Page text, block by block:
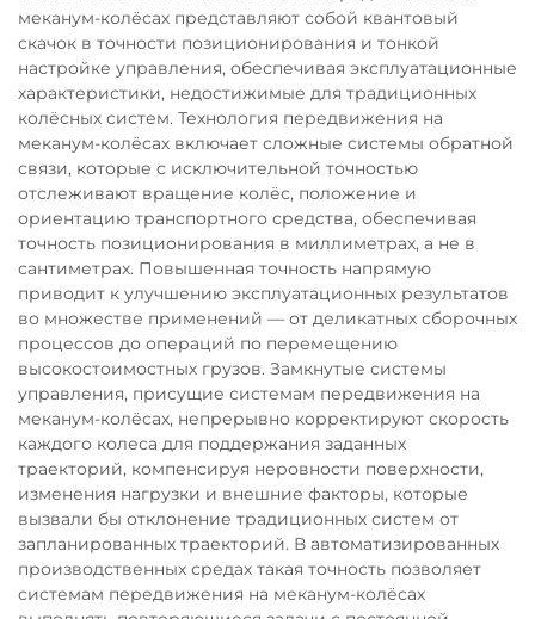
меканум-колёсах представляют собой квантовый
скачок в точности позиционирования и тонкой
настройке управления, обеспечивая эксплуатационные
характеристики, недостижимые для традиционных
колёсных систем. Технология передвижения на
меканум-колёсах включает сложные системы обратной
связи, которые с исключительной точностью
отслеживают вращение колёс, положение и
ориентацию транспортного средства, обеспечивая
точность позиционирования в миллиметрах, а не в
сантиметрах. Повышенная точность напрямую
приводит к улучшению эксплуатационных результатов
во множестве применений — от деликатных сборочных
процессов до операций по перемещению
высокостоимостных грузов. Замкнутые системы
управления, присущие системам передвижения на
меканум-колёсах, непрерывно корректируют скорость
каждого колеса для поддержания заданных
траекторий, компенсируя неровности поверхности,
изменения нагрузки и внешние факторы, которые
вызвали бы отклонение традиционных систем от
запланированных траекторий. В автоматизированных
производственных средах такая точность позволяет
системам передвижения на меканум-колёсах